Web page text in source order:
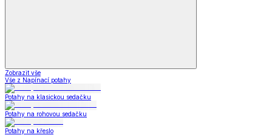
Zobrazit vše
Vše z Napínací potahy
Potahy na klasickou sedačku
Potahy na rohovou sedačku
Potahy na křeslo